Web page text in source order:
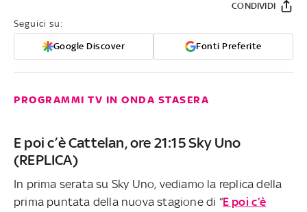
Seguici su:
Google Discover Fonti Preferite
CONDIVIDI
PROGRAMMI TV IN ONDA STASERA
E poi c’è Cattelan, ore 21:15 Sky Uno
(REPLICA)
In prima serata su Sky Uno, vediamo la replica della
prima puntata della nuova stagione di “E poi c’è